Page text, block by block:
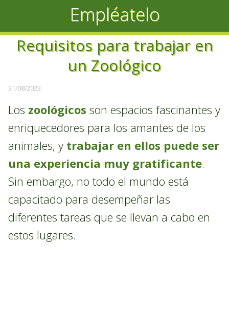
Empléatelo
Requisitos para trabajar en
un Zoológico
31/08/2023
Los zoológicos son espacios fascinantes y
enriquecedores para los amantes de los
animales, y trabajar en ellos puede ser
una experiencia muy gratificante.
Sin embargo, no todo el mundo está
capacitado para desempeñar las
diferentes tareas que se llevan a cabo en
estos lugares.